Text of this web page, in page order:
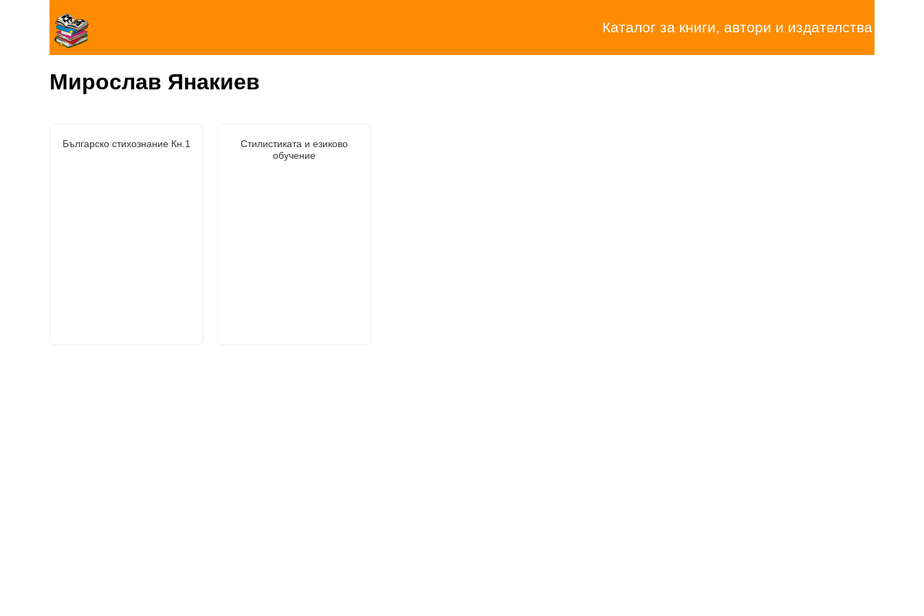
Каталог за книги, автори и издателства
Мирослав Янакиев
Българско стихознание Кн.1
Стилистиката и езиково
обучение